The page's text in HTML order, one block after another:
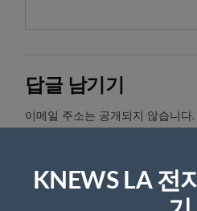
답글 남기기
이메일 주소는 공개되지 않습니다.
댓글
KNEWS LA 전